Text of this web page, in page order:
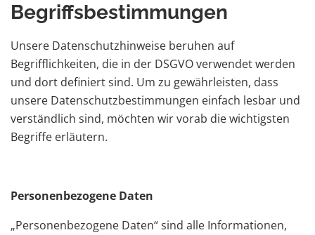
Begriffsbestimmungen
Unsere Datenschutzhinweise beruhen auf
Begrifflichkeiten, die in der DSGVO verwendet werden
und dort definiert sind. Um zu gewährleisten, dass
unsere Datenschutzbestimmungen einfach lesbar und
verständlich sind, möchten wir vorab die wichtigsten
Begriffe erläutern.
Personenbezogene Daten
„Personenbezogene Daten“ sind alle Informationen,